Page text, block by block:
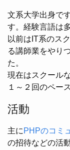
文系大学出身で
す。経験言語は
以前はIT系のス
る講師業をやり
た。
現在はスクール
１～２回のペー
活動
主に PHPのコミ
の招待などの活